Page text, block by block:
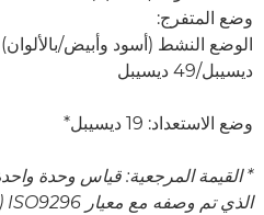
وضع المتفرج:
ديسيبل/49 ديسيبل
وضع الاستعداد: 19 ديسيبل*
الذي تم وصفه مع معيار ISO9296 ‏(2017)